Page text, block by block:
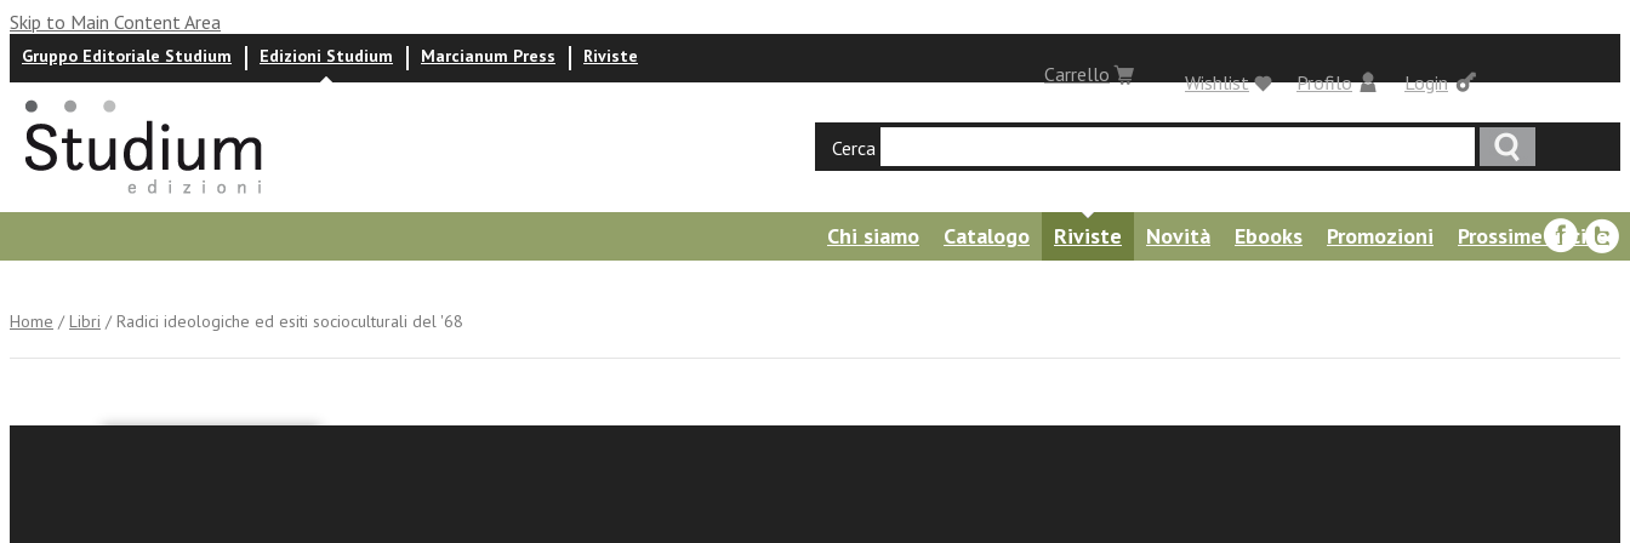
Skip to Main Content Area
Login
Carrello
Gruppo Editoriale Studium Edizioni Studium Marcianum Press Riviste
Profilo
Wishlist
Cerca
Chi siamo Catalogo Riviste Novità Ebooks Promozioni
Prossime uscite
Home / Libri / Radici ideologiche ed esiti socioculturali del '68